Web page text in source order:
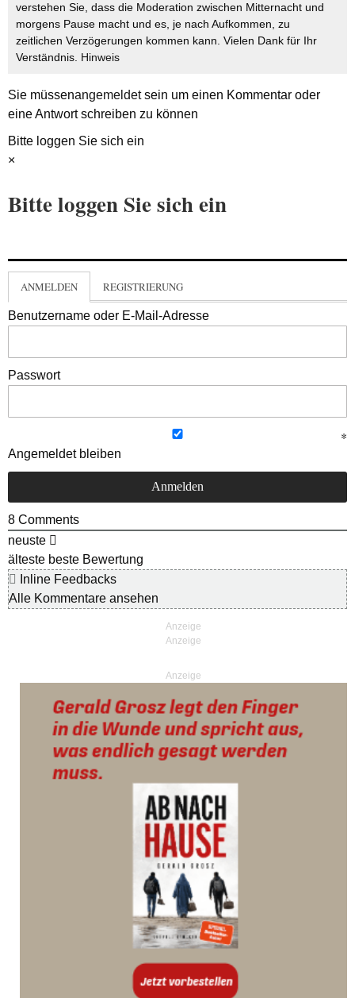
verstehen Sie, dass die Moderation zwischen Mitternacht und
morgens Pause macht und es, je nach Aufkommen, zu
zeitlichen Verzögerungen kommen kann. Vielen Dank für Ihr
Verständnis. Hinweis
Sie müssenangemeldetsein um einen Kommentar oder
eine Antwort schreiben zu können
Bitte loggen Sie sich ein
×
Bitte loggen Sie sich ein
ANMELDEN REGISTRIERUNG
Benutzername oder E-Mail-Adresse
Passwort
Angemeldet bleiben
8 Comments
neuste
älteste beste Bewertung
Inline Feedbacks
Alle Kommentare ansehen
Anzeige